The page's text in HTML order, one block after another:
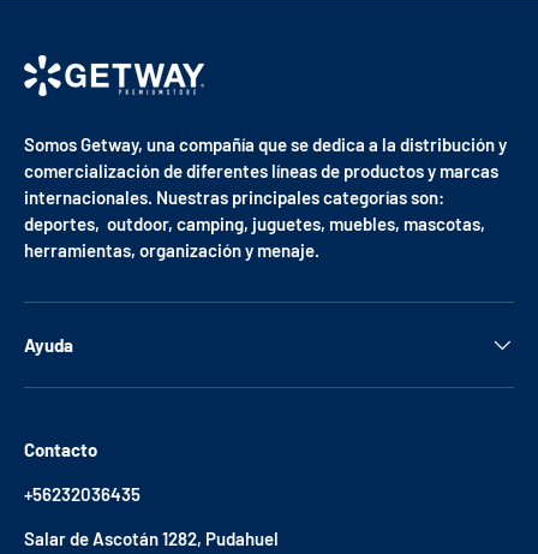
Somos Getway, una compañía que se dedica a la distribución y
comercialización de diferentes líneas de productos y marcas
internacionales. Nuestras principales categorías son:
deportes, outdoor, camping, juguetes, muebles, mascotas,
herramientas, organización y menaje.
Ayuda
Contacto
+56232036435
Salar de Ascotán 1282, Pudahuel